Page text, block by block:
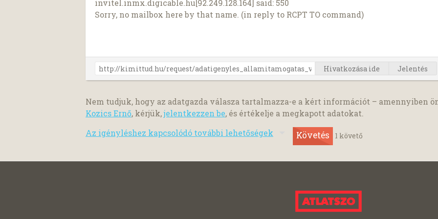
invitel.inmx.digicable.hu[92.249.128.164] said: 550
Sorry, no mailbox here by that name. (in reply to RCPT TO command)
Hivatkozása ide Jelentés
Nem tudjuk, hogy az adatgazda válasza tartalmazza-e a kért információt – amennyiben
Kozics Ernő, kérjük,jelentkezzen be, és értékelje a megkapott adatokat.
Az igényléshez kapcsolódó további lehetőségek
Követés 1 követő